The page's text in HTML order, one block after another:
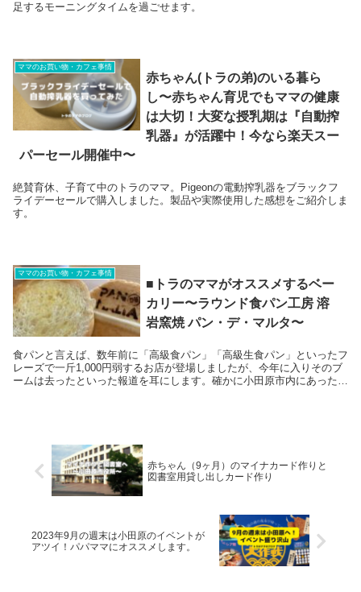
足するモーニングタイムを過ごせます。
ママのお買い物・カフェ事情
赤ちゃん(トラの弟)のいる暮ら
し〜赤ちゃん育児でもママの健康
は大切！大変な授乳期は『自動搾
乳器』が活躍中！今なら楽天スー
パーセール開催中〜
絶賛育休、子育て中のトラのママ。Pigeonの電動搾乳器をブラックフ
ライデーセールで購入しました。製品や実際使用した感想をご紹介しま
す。
ママのお買い物・カフェ事情
■トラのママがオススメするベー
カリー〜ラウンド食パン工房 溶
岩窯焼 パン・デ・マルタ〜
食パンと言えば、数年前に「高級食パン」「高級生食パン」といったフ
レーズで一斤1,000円弱するお店が登場しましたが、今年に入りそのブ
ームは去ったといった報道を耳にします。確かに小田原市内にあった某
赤ちゃん（9ヶ月）のマイナカード作りと
図書室用貸し出しカード作り
2023年9月の週末は小田原のイベントが
アツイ！パパママにオススメします。